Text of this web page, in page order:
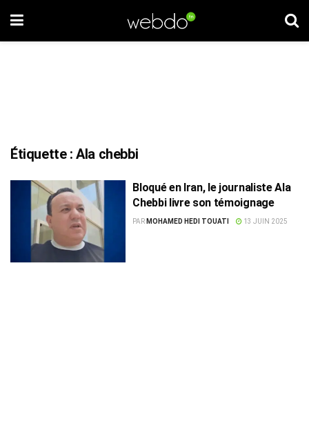
Étiquette :Ala chebbi
Bloqué en Iran, le journaliste Ala
Chebbi livre son témoignage
PAR MOHAMED HEDI TOUATI 13 JUIN 2025